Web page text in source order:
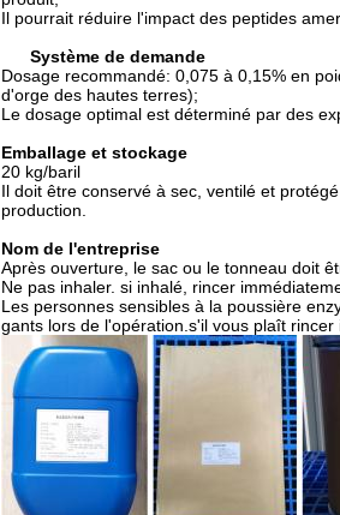
Il pourrait réduire l'impact des peptides
Système de demande
Dosage recommandé: 0,075 à 0,15% en
d'orge des hautes terres);
Le dosage optimal est déterminé par des
Emballage et stockage
20 kg/baril
Il doit être conservé à sec, ventilé et
production.
Nom de l'entreprise
Après ouverture, le sac ou le tonneau doit
Ne pas inhaler. si inhalé, rincer
Les personnes sensibles à la poussière
gants lors de l'opération.s'il vous plaît